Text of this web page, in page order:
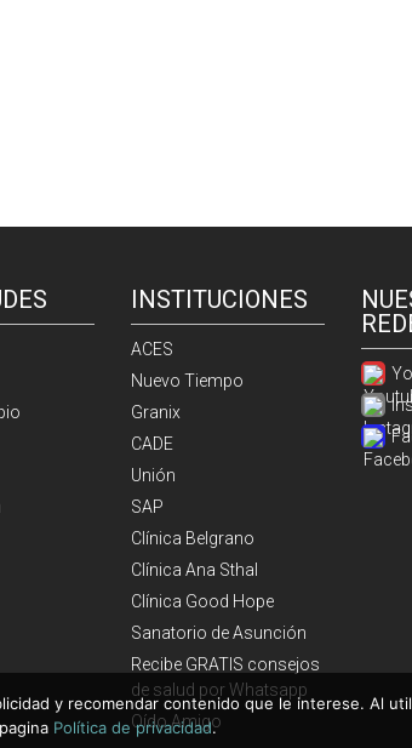
INSTITUCIONES
ACES
Nuevo Tiempo
Granix
CADE
Unión
SAP
Clínica Belgrano
Clínica Ana Sthal
Clínica Good Hope
Sanatorio de Asunción
Recibe GRATIS consejos
de salud por Whatsapp
Oído Amigo
y recomendar contenido que le interese. Al
Política de privacidad.